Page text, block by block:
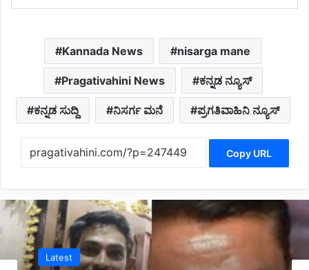
Kannada News nisarga mane
Pragativahini News ಕನ್ನಡ ನ್ಯೂಸ್
ಕನ್ನಡ ಸುದ್ದಿ ನಿಸರ್ಗ ಮನೆ ಪ್ರಗತಿವಾಹಿನಿ ನ್ಯೂಸ್
Copy URL
Kannada News